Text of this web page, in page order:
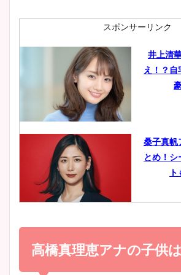
鈴木唯の
ヤバす
豊島実季
とめ！
宇賀神メ
スポンサーリンク
井上清
え！？自
桑子真帆
とめ！シ
小室瑛莉
め！足が
高橋真理恵アナの子供